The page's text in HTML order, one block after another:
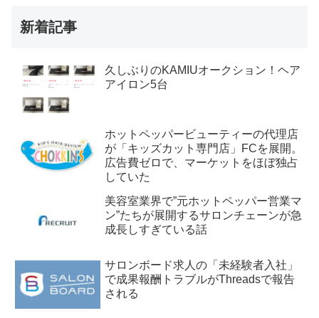
新着記事
久しぶりのKAMIUオークション！ヘア
アイロン5台
ホットペッパービューティーの代理店
が「キッズカット専門店」FCを展開。
広告費ゼロで、マーケットをほぼ独占
していた
美容室業界で”元ホットペッパー営業マ
ン”たちが展開するサロンチェーンが急
成長しすぎている話
サロンボード求人の「未経験者入社」
で成果報酬トラブルがThreadsで報告
される